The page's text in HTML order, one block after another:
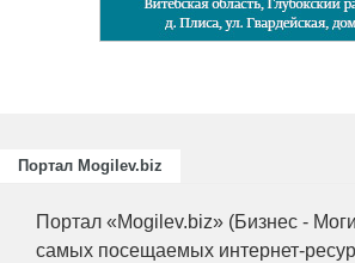
Портал Mogilev.biz
Портал «Mogilev.biz» (Бизнес -
самых посещаемых интернет-